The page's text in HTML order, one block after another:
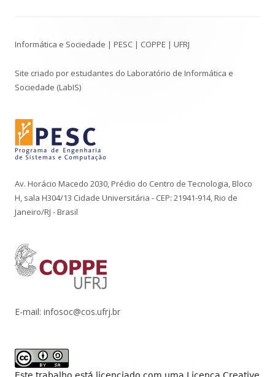
do
Rodapé
Informática e Sociedade | PESC | COPPE | UFRJ
Site criado por estudantes do Laboratório de Informática e
Sociedade (LabIS)
Av. Horácio Macedo 2030, Prédio do Centro de Tecnologia, Bloco
H, sala H304/13 Cidade Universitária - CEP: 21941-914, Rio de
Janeiro/RJ - Brasil
E-mail: infosoc@cos.ufrj.br